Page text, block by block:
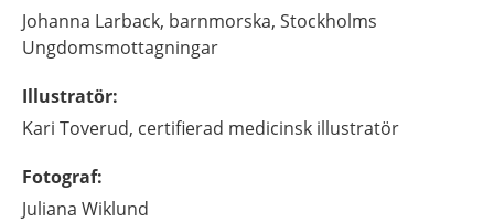
Johanna Larback, barnmorska, Stockholms
Ungdomsmottagningar
Illustratör:
Kari Toverud, certifierad medicinsk illustratör
Fotograf:
Juliana Wiklund